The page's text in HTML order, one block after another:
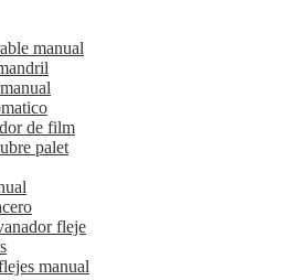
manual
de film
palet
fleje
manual